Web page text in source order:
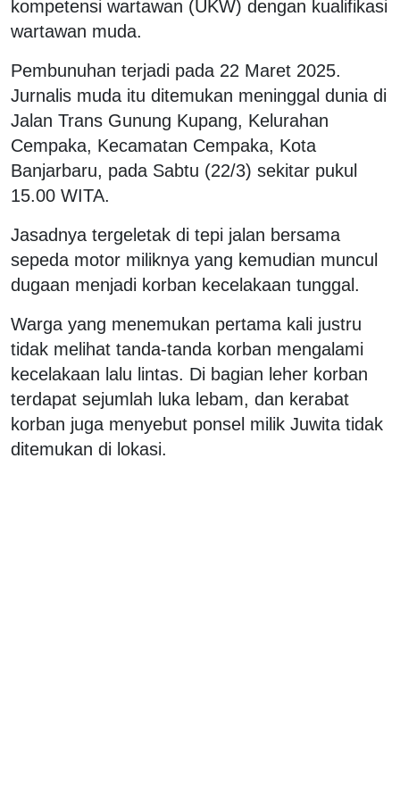
kompetensi wartawan (UKW) dengan kualifikasi
wartawan muda.
Pembunuhan terjadi pada 22 Maret 2025.
Jurnalis muda itu ditemukan meninggal dunia di
Jalan Trans Gunung Kupang, Kelurahan
Cempaka, Kecamatan Cempaka, Kota
Banjarbaru, pada Sabtu (22/3) sekitar pukul
15.00 WITA.
Jasadnya tergeletak di tepi jalan bersama
sepeda motor miliknya yang kemudian muncul
dugaan menjadi korban kecelakaan tunggal.
Warga yang menemukan pertama kali justru
tidak melihat tanda-tanda korban mengalami
kecelakaan lalu lintas. Di bagian leher korban
terdapat sejumlah luka lebam, dan kerabat
korban juga menyebut ponsel milik Juwita tidak
ditemukan di lokasi.